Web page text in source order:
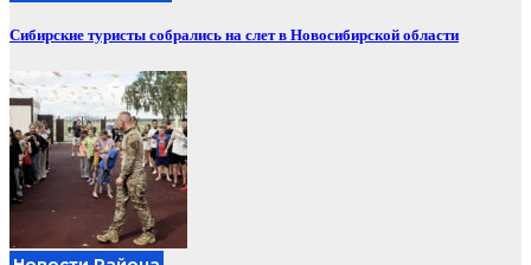
Сибирские туристы собрались на слет в Новосибирской области